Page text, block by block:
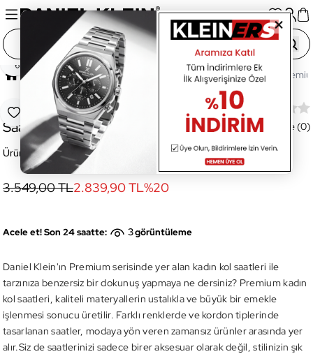
Ana Sayfa Saatler Kadın Saat DK.1.14040-3
Favoriye Ekle
Paylaş
DK.1.14040-3 Premium Kadın Kol
Saati
Ürün Kodu:DK.1.14040-3
Değerlendirme (0)
3.549,00 TL2.839,90 TL%20
Acele et! Son 24 saatte: 3görüntüleme
Daniel Klein'ın Premium serisinde yer alan kadın kol saatleri ile
tarzınıza benzersiz bir dokunuş yapmaya ne dersiniz? Premium kadın
kol saatleri, kaliteli materyallerin ustalıkla ve büyük bir emekle
işlenmesi sonucu üretilir. Farklı renklerde ve kordon tiplerinde
tasarlanan saatler, modaya yön veren zamansız ürünler arasında yer
alır.Siz de saatlerinizi sadece birer aksesuar olarak değil, stilinizin şık